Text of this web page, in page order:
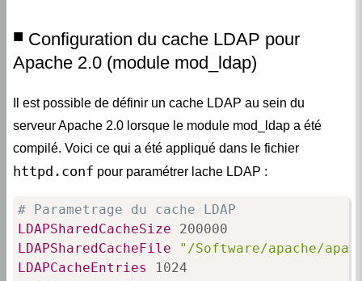
Configuration du cache LDAP pour
Apache 2.0 (module mod_ldap)
Il est possible de définir un cache LDAP au sein du
serveur Apache 2.0 lorsque le module mod_ldap a été
compilé. Voici ce qui a été appliqué dans le fichier
httpd.conf pour paramétrer lache LDAP :
# Parametrage du cache LDAP
LDAPSharedCacheSize
LDAPSharedCacheFile
"/Software/apache/
LDAPCacheEntries